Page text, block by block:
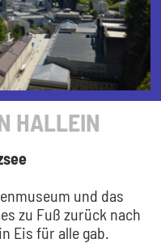
HALLEIN
und das
zu Fuß zurück nach
Eis für alle gab.